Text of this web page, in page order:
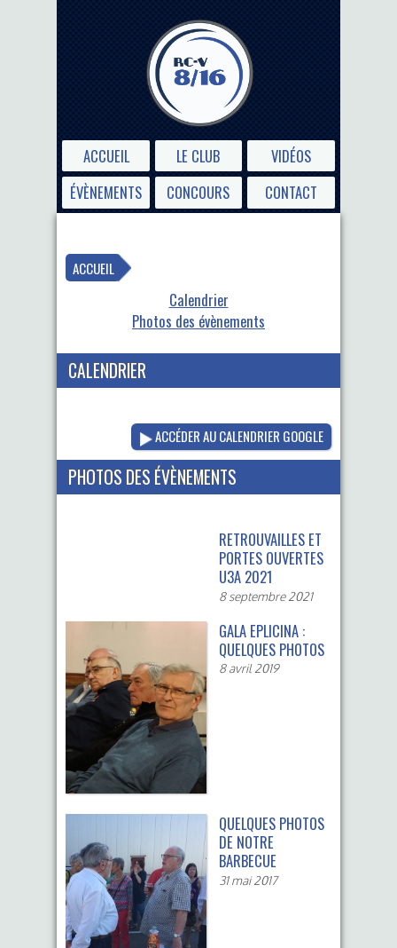
ACCUEIL LE CLUB
VIDÉOS
ÉVÈNEMENTS
CONCOURS CONTACT
ACCUEIL
Calendrier
Photos des évènements
CALENDRIER
ACCÉDER AU CALENDRIER GOOGLE
PHOTOS DES ÉVÈNEMENTS
RETROUVAILLES ET
PORTES OUVERTES
U3A 2021
8 septembre 2021
GALA EPLICINA :
QUELQUES PHOTOS
8 avril 2019
QUELQUES PHOTOS
DE NOTRE
BARBECUE
31 mai 2017